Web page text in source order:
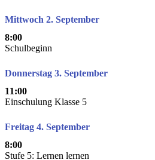
Mittwoch 2. September
8:00
Schulbeginn
Donnerstag 3. September
11:00
Einschulung Klasse 5
Freitag 4. September
8:00
Stufe 5: Lernen lernen